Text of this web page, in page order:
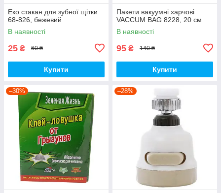
Еко стакан для зубної щітки
68-826, бежевий
В наявності
25 ₴ 60 ₴
Купити
Пакети вакуумні харчові
VACCUM BAG 8228, 20 см
В наявності
95 ₴ 140 ₴
Купити
–30% –28%